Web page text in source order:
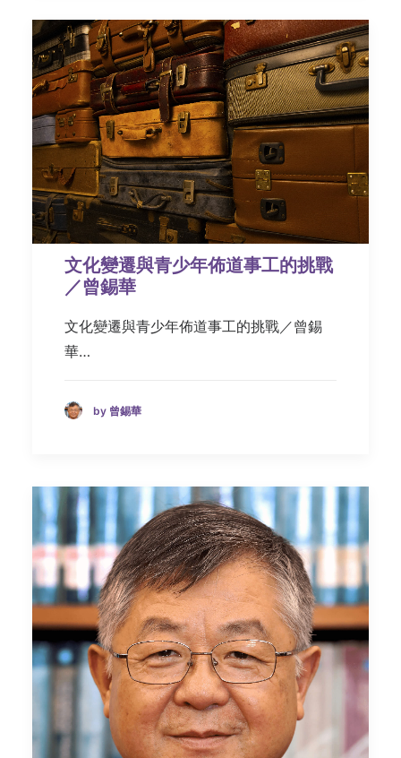
文化變遷與青少年佈道事工的挑戰
／曾錫華
文化變遷與青少年佈道事工的挑戰／曾錫
華…
by 曾錫華